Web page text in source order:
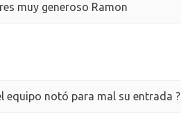
muy generoso Ramon
equipo notó para mal su entrada ?